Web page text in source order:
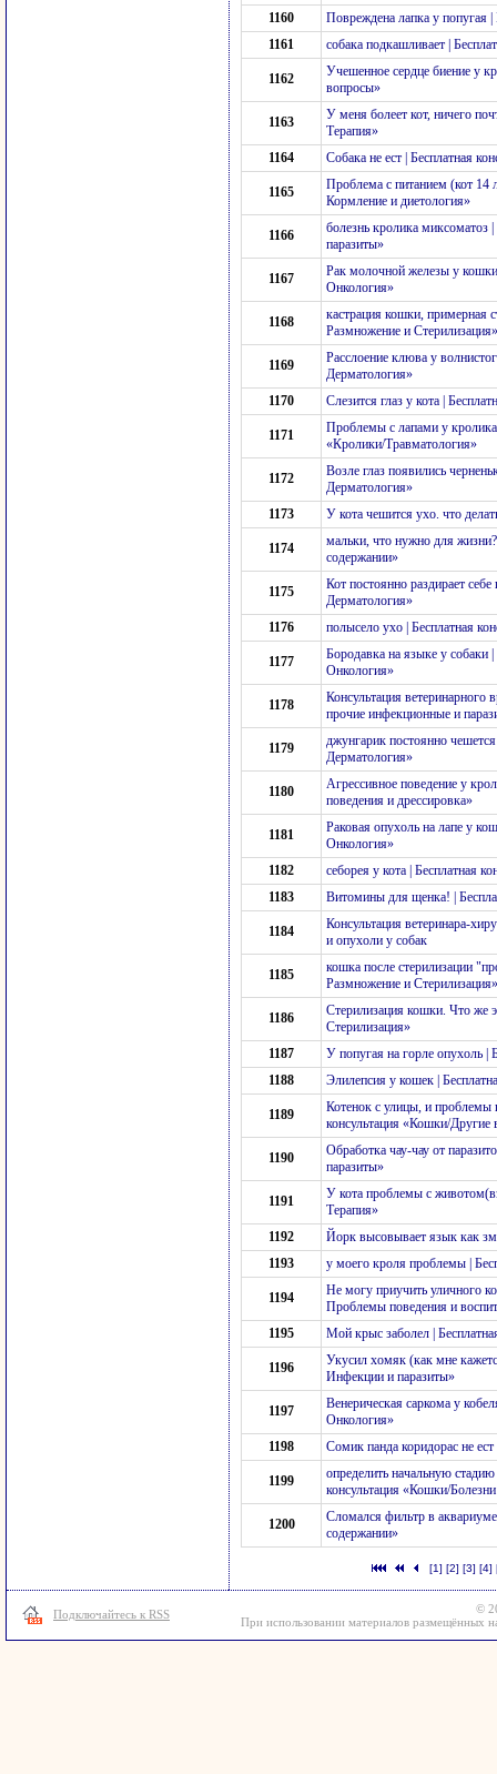
1160
Повреждена лапка у попугая
1161
собака подкашливает |
1162
Учешенное сердце биение у
вопросы»
1163
У меня болеет кот, ничего
Терапия»
1164
Собака не ест | Бесплатная
1165
Проблема с питанием (кот 14
Кормление и диетология»
1166
болезнь кролика миксоматоз
паразиты»
1167
Рак молочной железы у
Онкология»
1168
кастрация кошки, примерная
Размножение и Стерилизация»
1169
Расслоение клюва у
Дерматология»
1170
Слезится глаз у кота |
1171
Проблемы с лапами у
«Кролики/Травматология»
1172
Возле глаз появились
Дерматология»
1173
У кота чешится ухо. что
1174
мальки, что нужно для
содержании»
1175
Кот постоянно раздирает
Дерматология»
1176
полысело ухо | Бесплатная
1177
Бородавка на языке у собаки
Онкология»
1178
Консультация ветеринарного
прочие инфекционные и
1179
джунгарик постоянно
Дерматология»
1180
Агрессивное поведение у
поведения и дрессировка»
1181
Раковая опухоль на лапе у
Онкология»
1182
себорея у кота | Бесплатная
1183
Витомины для щенка! |
1184
Консультация ветеринара-
и опухоли у собак
1185
кошка после стерилизации
Размножение и Стерилизация»
1186
Стерилизация кошки. Что же
Стерилизация»
1187
У попугая на горле опухоль |
1188
Элилепсия у кошек |
1189
Котенок с улицы, и проблемы
консультация «Кошки/Другие
1190
Обработка чау-чау от
паразиты»
1191
У кота проблемы с
Терапия»
1192
Йорк высовывает язык как
1193
у моего кроля проблемы |
1194
Не могу приучить уличного
Проблемы поведения и
1195
Мой крыс заболел |
1196
Укусил хомяк (как мне
Инфекции и паразиты»
1197
Венерическая саркома у
Онкология»
1198
Сомик панда коридорас не
1199
определить начальную
консультация «Кошки/
1200
Сломался фильтр в
содержании»
[1] [2] [3] [4]
Подключайтесь к RSS
©
При использовании материалов размещённых